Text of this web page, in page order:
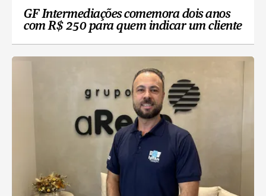
GF Intermediações comemora dois anos
com R$ 250 para quem indicar um cliente